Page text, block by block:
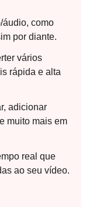
áudio, como
por diante.
vários
rápida e alta
adicionar
muito mais em
real que
ao seu vídeo.